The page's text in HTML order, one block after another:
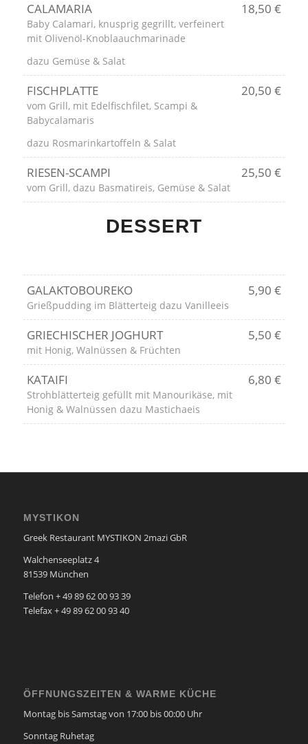
CALAMARIA 18,50 €
Baby Calamari, knusprig gegrillt, verfeinert
mit Olivenöl-Knoblaauchmarinade
dazu Gemüse & Salat
FISCHPLATTE 20,50 €
vom Grill, mit Edelfischfilet, Scampi &
Babycalamaris
dazu Rosmarinkartoffeln & Salat
RIESEN-SCAMPI 25,50 €
vom Grill, dazu Basmatireis, Gemüse & Salat
DESSERT
GALAKTOBOUREKO 5,90 €
Grießpudding im Blätterteig dazu Vanilleeis
GRIECHISCHER JOGHURT 5,50 €
mit Honig, Walnüssen & Früchten
KATAIFI 6,80 €
Strohblätterteig gefüllt mit Manourikäse, mit
Honig & Walnüssen dazu Mastichaeis
MYSTIKON
Greek Restaurant MYSTIKON 2mazi GbR
Walchenseeplatz 4
81539 München
Telefon + 49 89 62 00 93 39
Telefax + 49 89 62 00 93 40
ÖFFNUNGSZEITEN & WARME KÜCHE
Montag bis Samstag von 17:00 bis 00:00 Uhr
Sonntag Ruhetag